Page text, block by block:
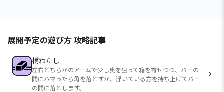
展開予定の遊び方 攻略記事
橋わたし
左右どちらかのアームで少し奥を狙って箱を寄せつつ、バーの
間にハマったら角を落とすか、浮いている方を持ち上げてバー
の間に落とします。